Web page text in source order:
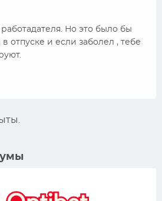
работадателя. Но это было бы
в отпуске и если заболел , тебе